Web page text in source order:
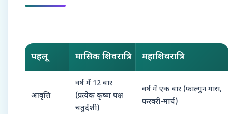
पहलू मासिक शिवरात्रि महाशिवरात्रि
आवृत्ति
वर्ष में 12 बार
(प्रत्येक कृष्ण पक्ष
चतुर्दशी)
वर्ष में एक बार (फाल्गुन मास,
फरवरी-मार्च)